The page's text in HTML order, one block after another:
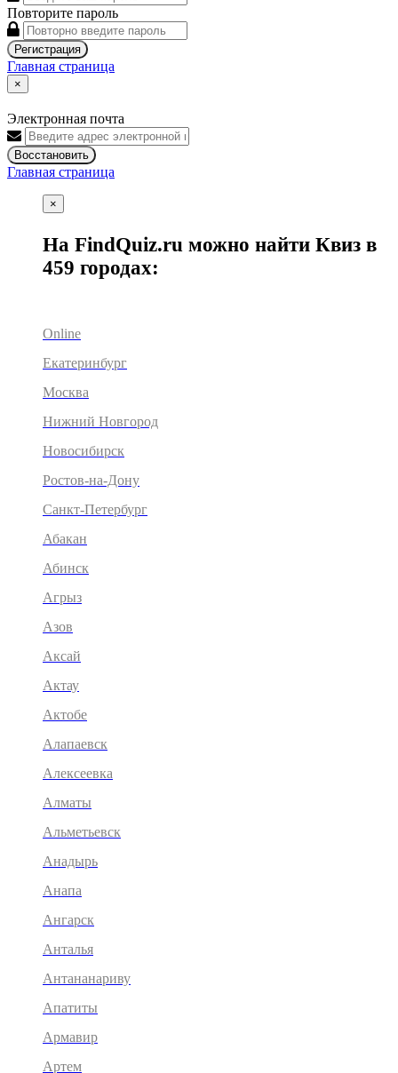
Повторите пароль
Регистрация
Главная страница
×
Электронная почта
Восстановить
Главная страница
×
На FindQuiz.ru можно найти Квиз в
459 городах:
Online
Екатеринбург
Москва
Нижний Новгород
Новосибирск
Ростов-на-Дону
Санкт-Петербург
Абакан
Абинск
Агрыз
Азов
Аксай
Актау
Актобе
Алапаевск
Алексеевка
Алматы
Альметьевск
Анадырь
Анапа
Ангарск
Анталья
Антананариву
Апатиты
Армавир
Артем